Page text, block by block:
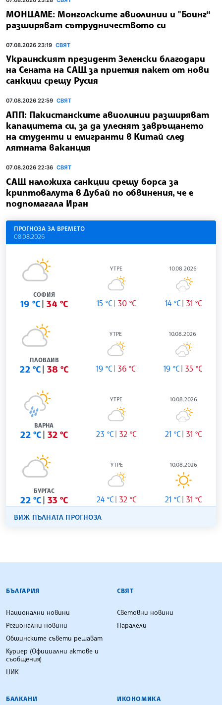
МОНЦАМЕ: Монголските авиолинии и "Боинг“
разширяват сътрудничеството си
07.08.2026 23:19 СВЯТ
Украинският президент Зеленски благодари
на Сената на САЩ за приетия пакет от нови
санкции срещу Русия
07.08.2026 22:59 СВЯТ
АПП: Пакистанските авиолинии разширяват
капацитета си, за да улеснят завръщането
на студенти и емигранти в Китай след
лятната ваканция
07.08.2026 22:36 СВЯТ
САЩ наложиха санкции срещу борса за
криптовалута в Дубай по обвинения, че е
подпомагала Иран
ПРОГНОЗА ЗА ВРЕМЕТО
08.08.2026
СОФИЯ
19 °C 34 °C
УТРЕ
15 °C 30 °C
10.08.2026
14 °C 31 °C
ПЛОВДИВ
22 °C 38 °C
УТРЕ
19 °C 36 °C
10.08.2026
19 °C 35 °C
ВАРНА
22 °C 32 °C
УТРЕ
23 °C 32 °C
10.08.2026
21 °C 31 °C
БУРГАС
22 °C 33 °C
УТРЕ
24 °C 32 °C
10.08.2026
21 °C 31 °C
ВИЖ ПЪЛНАТА ПРОГНОЗА
БЪЛГАРСКА ТЕЛЕГРАФНА АГЕНЦИЯ
БЪЛГАРИЯ
Национални новини
Регионални новини
Общинските съвети решават
Куриер (Официални актове и
съобщения)
ЦИК
СВЯТ
Световни новини
Паралели
БАЛКАНИ ИКОНОМИКА